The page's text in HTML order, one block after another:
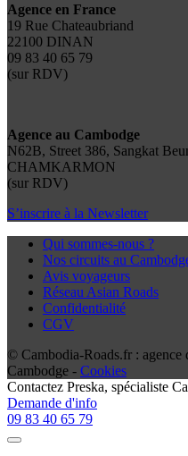
Agence en France
19 Rue Chateaubriand
22100 DINAN
09 83 40 65 79
(sur RDV)
Agence au Cambodge
N62B, Street 386, Sangkat
CHAMKARMON
(sur RDV)
S’inscrire à la Newsletter
Qui sommes-nous ?
Nos circuits au
Avis voyageurs
Réseau Asian Roads
Confidentialité
CGV
© Cambodia-Roads.fr : agence
Cambodge - Cookies
Contactez Preska, spécialiste
Demande d'info
09 83 40 65 79